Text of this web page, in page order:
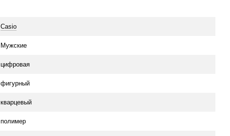
Casio
Мужские
цифровая
фигурный
кварцевый
полимер